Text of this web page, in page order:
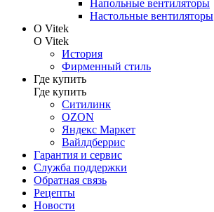
Напольные вентиляторы
Настольные вентиляторы
О Vitek
О Vitek
История
Фирменный стиль
Где купить
Где купить
Ситилинк
OZON
Яндекс Маркет
Вайлдберрис
Гарантия и сервис
Служба поддержки
Обратная связь
Рецепты
Новости